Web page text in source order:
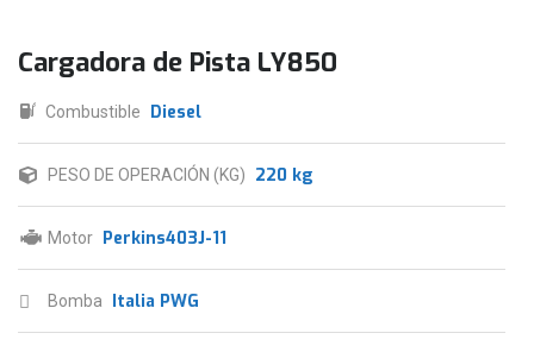
Cargadora de Pista LY850
Combustible Diesel
PESO DE OPERACIÓN (KG) 220 kg
Motor Perkins403J-11
Bomba Italia PWG